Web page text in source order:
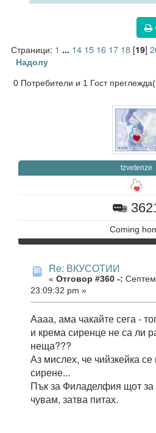
Страници: 1 ... 14 15 16 17 18[19]
Надолу
0 Потребители и 1 Гост
tzvetenze
Coming
Re: ВКУСОТИИ
« Отговор #360 -:
23:09:32 pm »
Аааа, ама чакайте сега -
и крема сиренце не са ли
неща???
Аз мислех, че чийзкейка
сирене...
Пък за Филаделфия щот за
чувам, затва питах.